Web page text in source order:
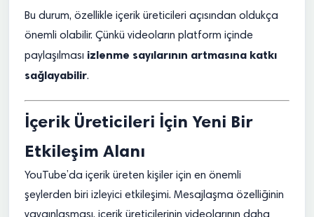
Bu durum, özellikle içerik üreticileri açısından oldukça
önemli olabilir. Çünkü videoların platform içinde
paylaşılması izlenme sayılarının artmasına katkı
sağlayabilir.
İçerik Üreticileri İçin Yeni Bir
Etkileşim Alanı
YouTube’da içerik üreten kişiler için en önemli
şeylerden biri izleyici etkileşimi. Mesajlaşma özelliğinin